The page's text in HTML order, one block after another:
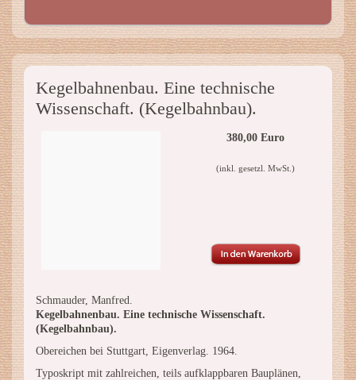
Kegelbahnenbau. Eine technische
Wissenschaft. (Kegelbahnbau).
380,00 Euro
(inkl. gesetzl. MwSt.)
Schmauder, Manfred.
Kegelbahnenbau. Eine technische Wissenschaft.
(Kegelbahnbau).
Obereichen bei Stuttgart, Eigenverlag. 1964.
Typoskript mit zahlreichen, teils aufklappbaren Bauplänen,